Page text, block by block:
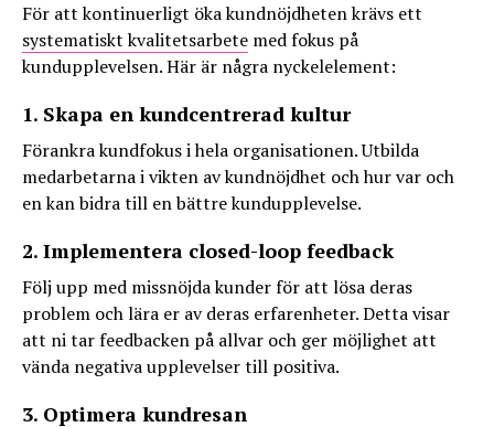
För att kontinuerligt öka kundnöjdheten krävs ett
systematiskt kvalitetsarbete med fokus på
kundupplevelsen. Här är några nyckelelement:
1. Skapa en kundcentrerad kultur
Förankra kundfokus i hela organisationen. Utbilda
medarbetarna i vikten av kundnöjdhet och hur var och
en kan bidra till en bättre kundupplevelse.
2. Implementera closed-loop feedback
Följ upp med missnöjda kunder för att lösa deras
problem och lära er av deras erfarenheter. Detta visar
att ni tar feedbacken på allvar och ger möjlighet att
vända negativa upplevelser till positiva.
3. Optimera kundresan